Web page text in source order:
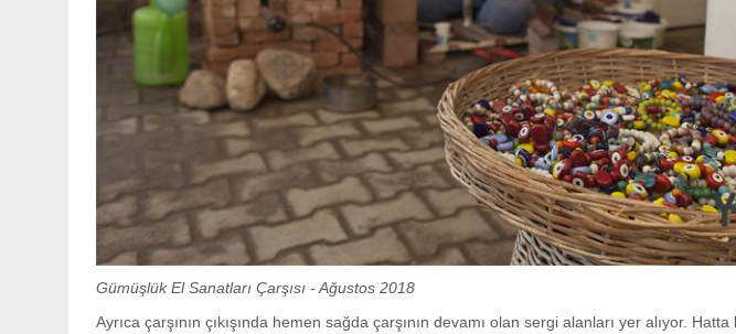
Gümüşlük El Sanatları Çarşısı - Ağustos 2018
Ayrıca çarşının çıkışında hemen sağda çarşının devamı olan sergi alanları yer alıyor.